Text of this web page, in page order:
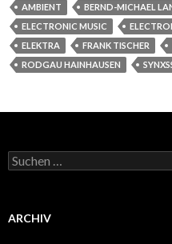
AMBIENT BERND-MICHAEL
ELECTRONIC MUSIC
ELEKTRA
FRANK TISCHER
RODGAU HAINHAUSEN
Suchen
nach:
ARCHIV